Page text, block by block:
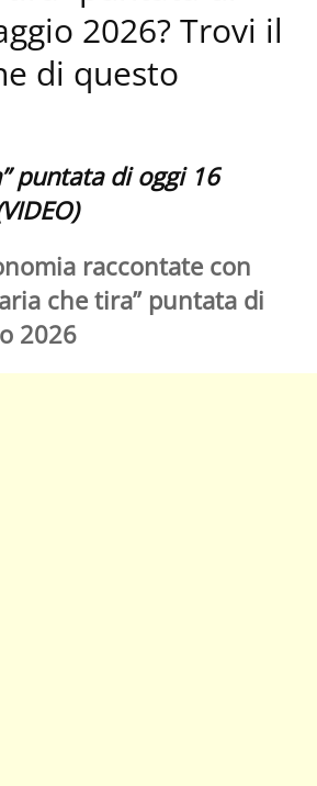
2026? Trovi il
di questo
puntata di oggi 16
raccontate con
che tira” puntata di
2026